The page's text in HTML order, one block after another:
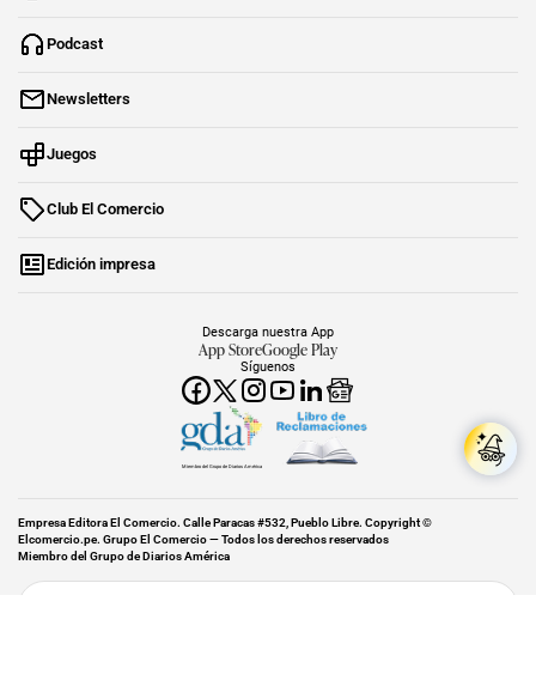
Podcast
Newsletters
Juegos
Club El Comercio
Edición impresa
Síguenos
Descarga nuestra App
App StoreGoogle Play
Miembro del Grupo de Diarios América
Empresa Editora El Comercio. Calle Paracas #532, Pueblo Libre. Copyright ©
Elcomercio.pe. Grupo El Comercio — Todos los derechos reservados
Miembro del Grupo de Diarios América